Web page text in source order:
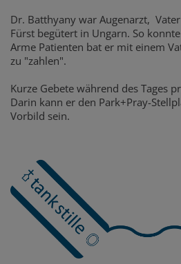
Dr. Batthyany war Augenarzt,
Fürst begütert in Ungarn. So
Arme Patienten bat er mit einem
zu "zahlen".
Kurze Gebete während des Tages
Darin kann er den Park+Pray-
Vorbild sein.